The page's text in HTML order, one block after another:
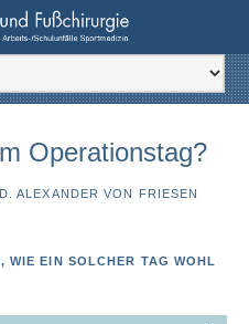
Operationstag?
ALEXANDER VON FRIESEN
WIE EIN SOLCHER TAG WOHL